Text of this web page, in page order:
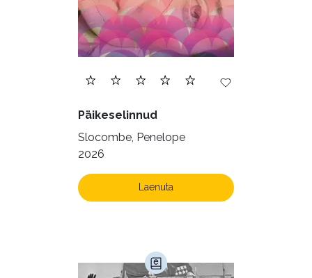
Päikeselinnud
Slocombe, Penelope
2026
Laenuta